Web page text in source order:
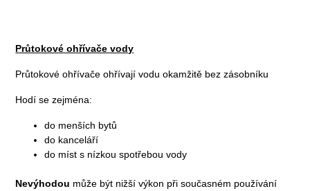
Průtokové ohřívače vody
Průtokové ohřívače ohřívají vodu okamžitě bez zásobníku
Hodí se zejména:
do menších bytů
do kanceláří
do míst s nízkou spotřebou vody
Nevýhodou může být nižší výkon při současném používání